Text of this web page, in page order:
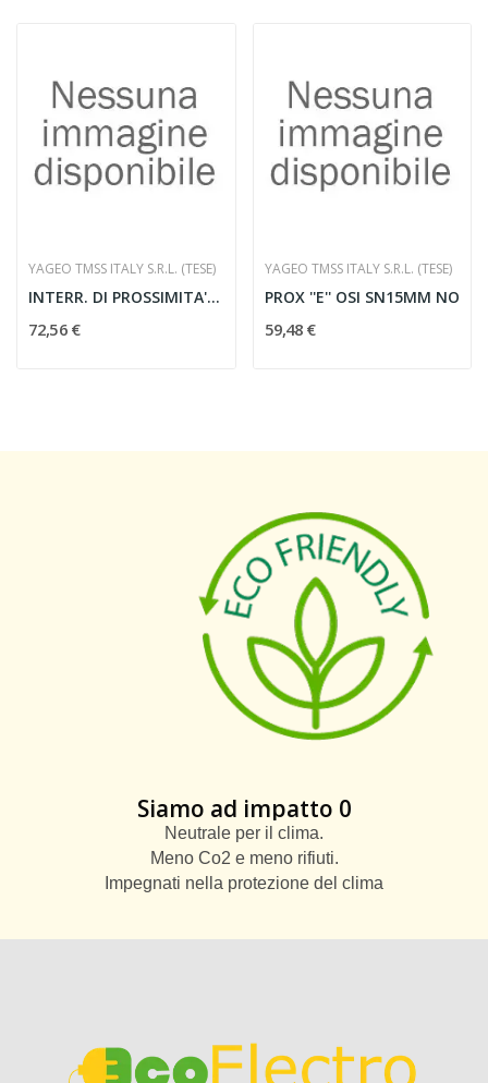
YAGEO TMSS ITALY S.R.L. (TESE)
INTERR. DI PROSSIMITA' ANALOGICO
72,56 €
YAGEO TMSS ITALY S.R.L. (TESE)
PROX ''E'' OSI SN15MM NO
59,48 €
Siamo ad impatto 0
Neutrale per il clima.
Meno Co2 e meno rifiuti.
Impegnati nella protezione del clima